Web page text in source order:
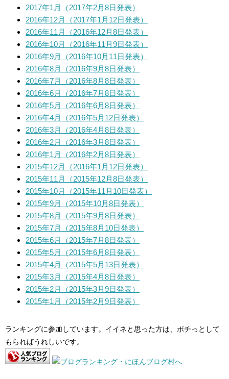
2017年1月（2017年2月8日発表）
2016年12月（2017年1月12日発表）
2016年11月（2016年12月8日発表）
2016年10月（2016年11月9日発表）
2016年9月（2016年10月11日発表）
2016年8月（2016年9月8日発表）
2016年7月（2016年8月8日発表）
2016年6月（2016年7月8日発表）
2016年5月（2016年6月8日発表）
2016年4月（2016年5月12日発表）
2016年3月（2016年4月8日発表）
2016年2月（2016年3月8日発表）
2016年1月（2016年2月8日発表）
2015年12月（2016年1月12日発表）
2015年11月（2015年12月8日発表）
2015年10月（2015年11月10日発表）
2015年9月（2015年10月8日発表）
2015年8月（2015年9月8日発表）
2015年7月（2015年8月10日発表）
2015年6月（2015年7月8日発表）
2015年5月（2015年6月8日発表）
2015年4月（2015年5月13日発表）
2015年3月（2015年4月8日発表）
2015年2月（2015年3月9日発表）
2015年1月（2015年2月9日発表）
ランキングに参加しています。イイネと思った方は、ポチっとして
もらればうれしいです。